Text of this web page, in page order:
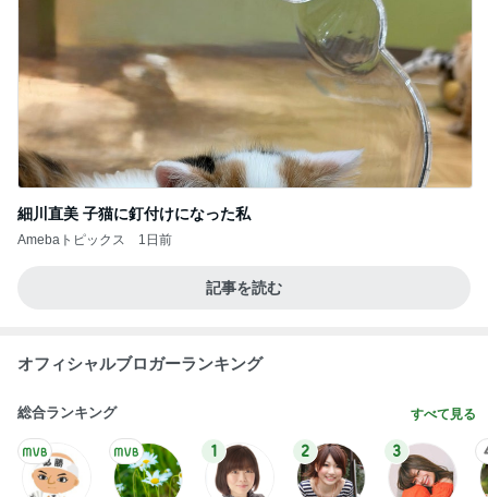
細川直美 子猫に釘付けになった私
Amebaトピックス 1日前
記事を読む
オフィシャルブロガーランキング
総合ランキング すべて見る
1 2 3